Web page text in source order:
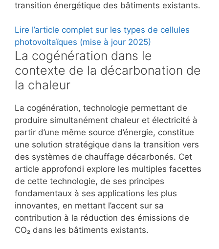
transition énergétique des bâtiments existants.
Lire l’article complet sur les types de cellules
photovoltaïques (mise à jour 2025)
La cogénération dans le
contexte de la décarbonation de
la chaleur
La cogénération, technologie permettant de
produire simultanément chaleur et électricité à
partir d’une même source d’énergie, constitue
une solution stratégique dans la transition vers
des systèmes de chauffage décarbonés. Cet
article approfondi explore les multiples facettes
de cette technologie, de ses principes
fondamentaux à ses applications les plus
innovantes, en mettant l’accent sur sa
contribution à la réduction des émissions de
CO₂ dans les bâtiments existants.